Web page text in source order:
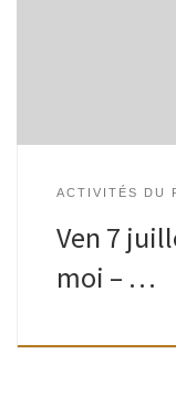
ACTIVITÉS DU
Ven 7
moi – …